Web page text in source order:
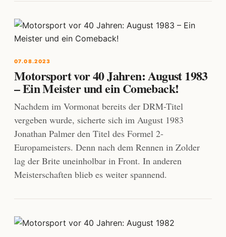
07.08.2023
Motorsport vor 40 Jahren: August 1983
– Ein Meister und ein Comeback!
Nachdem im Vormonat bereits der DRM-Titel
vergeben wurde, sicherte sich im August 1983
Jonathan Palmer den Titel des Formel 2-
Europameisters. Denn nach dem Rennen in Zolder
lag der Brite uneinholbar in Front. In anderen
Meisterschaften blieb es weiter spannend.